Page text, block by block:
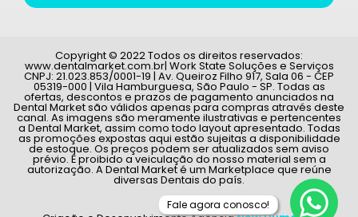
Copyright © 2022 Todos os direitos reservados:
www.dentalmarket.com.br| Work State Soluções e Serviços
CNPJ: 21.023.853/0001-19 | Av. Queiroz Filho 917, Sala 06 - CEP
05319-000 | Vila Hamburguesa, São Paulo - SP. Todas as
ofertas, descontos e prazos de pagamento anunciados na
Dental Market são válidos apenas para compras através deste
canal. As imagens são meramente ilustrativas e pertencentes
a Dental Market, assim como todo layout apresentado. Todas
as promoções expostas aqui estão sujeitas a disponibilidade
de estoque. Os preços podem ser atualizados sem aviso
prévio. É proibido a veiculação do nosso material sem a
autorização. A Dental Market é um Marketplace que reúne
diversas Dentais do país.
Fale agora conosco!